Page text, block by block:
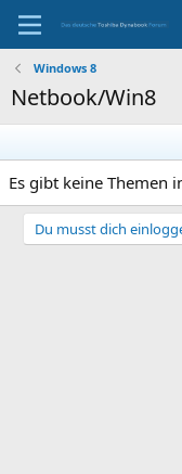
Windows 8
Netbook/Win8
Es gibt keine Themen
Du musst dich